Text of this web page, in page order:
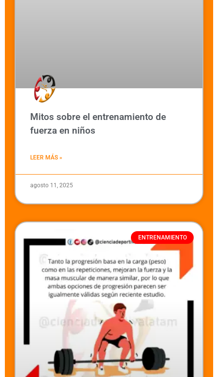
Mitos sobre el entrenamiento de
fuerza en niños
LEER MÁS »
agosto 11, 2025
ENTRENAMIENTO